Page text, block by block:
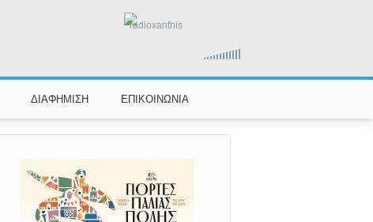
radioxanthis
ΔΙΑΦΗΜΙΣΗ ΕΠΙΚΟΙΝΩΝΙΑ
Παραμένουμε Προσεκτικοί
Καλούμε Άμεσα την Πυροσβεστική στο
πληροφορίες